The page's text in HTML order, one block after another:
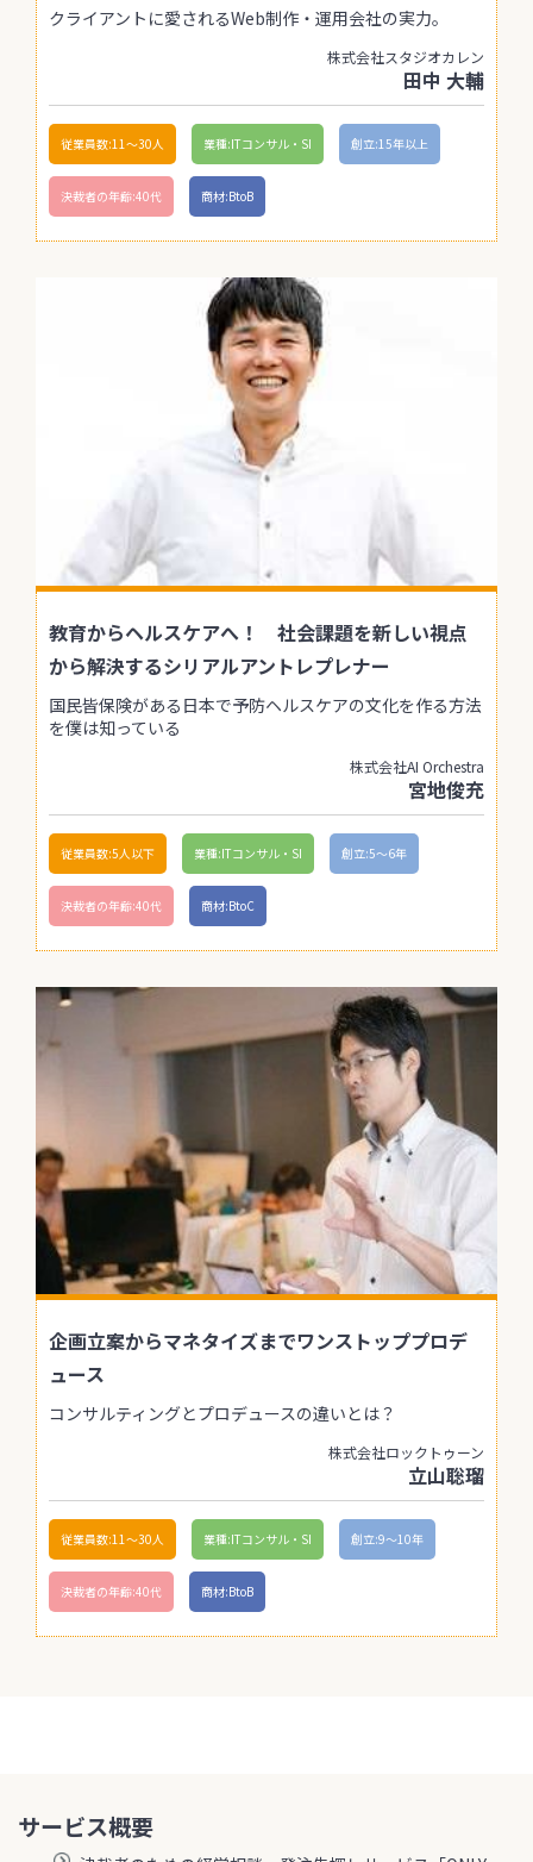
クライアントに愛されるWeb制作・運用会社の実力。
株式会社スタジオカレン
田中 大輔
従業員数:11〜30人 業種:ITコンサル・SI 創立:15年以上
決裁者の年齢:40代 商材:BtoB
教育からヘルスケアへ！ 社会課題を新しい視点
から解決するシリアルアントレプレナー
国民皆保険がある日本で予防ヘルスケアの文化を作る方法
を僕は知っている
株式会社AI Orchestra
宮地俊充
従業員数:5人以下 業種:ITコンサル・SI 創立:5〜6年
決裁者の年齢:40代 商材:BtoC
企画立案からマネタイズまでワンストッププロデ
ュース
コンサルティングとプロデュースの違いとは？
株式会社ロックトゥーン
立山聡瑠
従業員数:11〜30人 業種:ITコンサル・SI 創立:9〜10年
決裁者の年齢:40代 商材:BtoB
サービス概要